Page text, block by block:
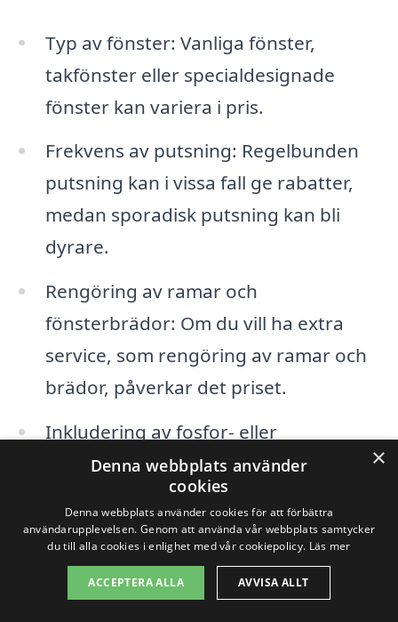
Typ av fönster: Vanliga fönster,
takfönster eller specialdesignade
fönster kan variera i pris.
Frekvens av putsning: Regelbunden
putsning kan i vissa fall ge rabatter,
medan sporadisk putsning kan bli
dyrare.
Rengöring av ramar och
fönsterbrädor: Om du vill ha extra
service, som rengöring av ramar och
brädor, påverkar det priset.
Inkludering av fosfor- eller
miljövänliga rengöringsmedel: Vissa
företag erbjuder dessa alternativ till
en högre kostnad.
För att få ett bra erbjudande på
×
Denna webbplats använder
cookies
Denna webbplats använder cookies för att förbättra
användarupplevelsen. Genom att använda vår webbplats samtycker
du till alla cookies i enlighet med vår cookiepolicy. Läs mer
ACCEPTERA ALLA AVVISA ALLT